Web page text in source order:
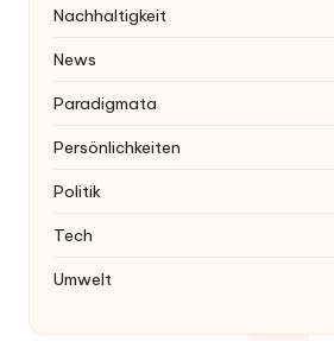
Nachhaltigkeit
News
Paradigmata
Persönlichkeiten
Politik
Tech
Umwelt